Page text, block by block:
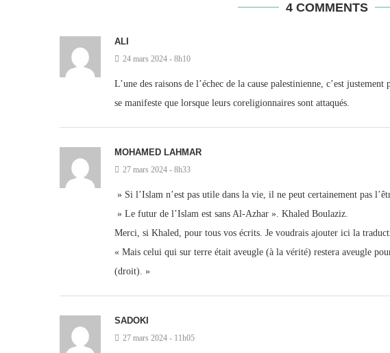
4 COMMENTS
ALI
24 mars 2024 - 8h10
L’une des raisons de l’échec de la cause palestinienne, c’est
se manifeste que lorsque leurs coreligionnaires sont attaqués.
MOHAMED LAHMAR
27 mars 2024 - 8h33
» Si l’Islam n’est pas utile dans la vie, il ne peut certainement pas
» Le futur de l’Islam est sans Al-Azhar ». Khaled Boulaziz.
Merci, si Khaled, pour tous vos écrits. Je voudrais ajouter ici la
« Mais celui qui sur terre était aveugle (à la vérité) restera aveugle
(droit). »
SADOKI
27 mars 2024 - 11h05